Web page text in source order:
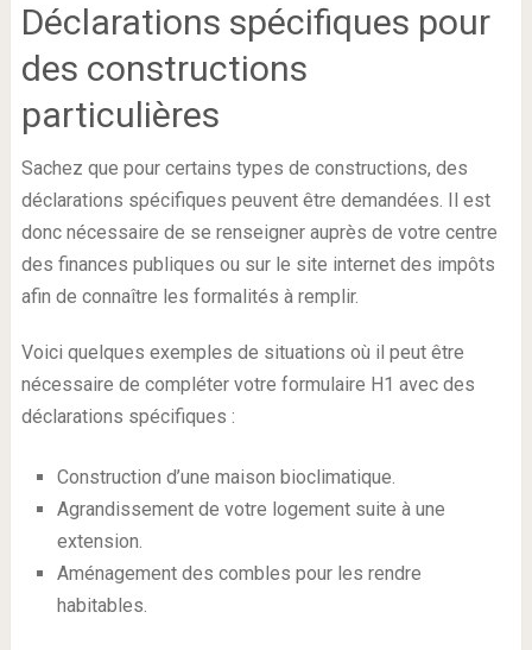
Déclarations spécifiques pour
des constructions
particulières
Sachez que pour certains types de constructions, des
déclarations spécifiques peuvent être demandées. Il est
donc nécessaire de se renseigner auprès de votre centre
des finances publiques ou sur le site internet des impôts
afin de connaître les formalités à remplir.
Voici quelques exemples de situations où il peut être
nécessaire de compléter votre formulaire H1 avec des
déclarations spécifiques :
Construction d’une maison bioclimatique.
Agrandissement de votre logement suite à une
extension.
Aménagement des combles pour les rendre
habitables.